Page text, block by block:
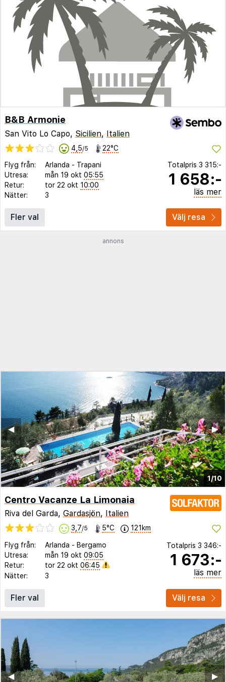
B&B Armonie
San Vito Lo Capo, Sicilien, Italien
4,5/5 22°C
Flyg från: Arlanda - Trapani
Utresa:
mån 19 okt 05:55
Retur:
tor 22 okt 10:00
Nätter:
3
Totalpris 3 315:-
1 658:-
läs mer
Fler val Välj resa
annons
1/10
▶︎
◀︎
Centro Vacanze La Limonaia
Riva del Garda, Gardasjön, Italien
3,7/5 5°C 121km
Flyg från: Arlanda - Bergamo
Utresa:
mån 19 okt 09:05
Retur:
tor 22 okt 06:45
Nätter:
3
Totalpris 3 346:-
1 673:-
läs mer
Fler val Välj resa
▶︎
◀︎